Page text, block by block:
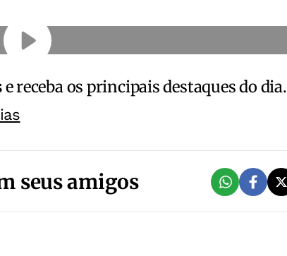
e receba os principais destaques do dia.
seus amigos